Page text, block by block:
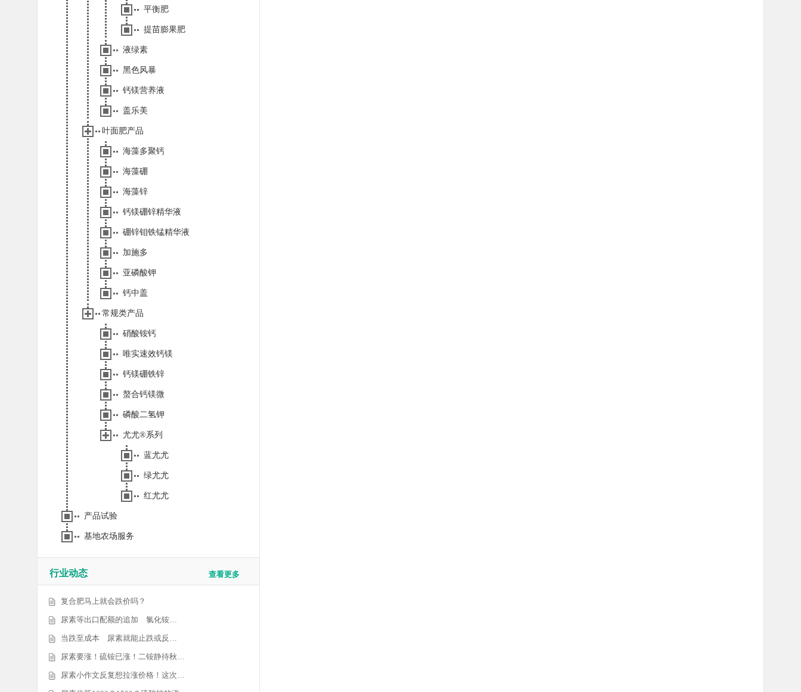
平衡肥
提苗膨果肥
液绿素
黑色风暴
钙镁营养液
盖乐美
叶面肥产品
海藻多聚钙
海藻硼
海藻锌
钙镁硼锌精华液
硼锌钼铁锰精华液
加施多
亚磷酸钾
钙中盖
常规类产品
硝酸铵钙
唯实速效钙镁
钙镁硼铁锌
螯合钙镁微
磷酸二氢钾
尤尤®系列
蓝尤尤
绿尤尤
红尤尤
产品试验
基地农场服务
行业动态 查看更多
复合肥马上就会跌价吗？
尿素等出口配额的追加 氯化铵…
当跌至成本 尿素就能止跌或反…
尿素要涨！硫铵已涨！二铵静待秋…
尿素小作文反复想拉涨价格！这次…